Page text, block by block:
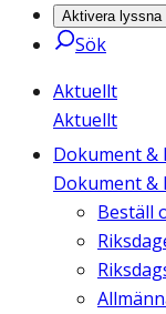
Aktivera lyssna
Sök
Aktuellt
Aktuellt
Dokument &
Dokument &
Beställ